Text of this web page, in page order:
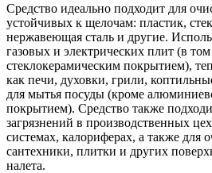
Средство идеально подходит для
устойчивых к щелочам: пластик,
нержавеющая сталь и другие.
газовых и электрических плит (в
стеклокерамическим покрытием),
как печи, духовки, грили,
для мытья посуды (кроме
покрытием). Средство также
загрязнений в производственных
системах, калориферах, а также для
сантехники, плитки и других
налета.